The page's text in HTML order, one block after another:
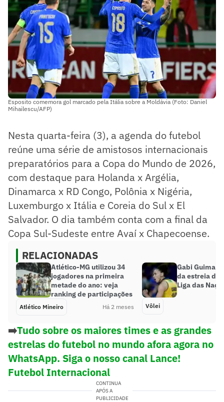
Esposito comemora gol marcado pela Itália sobre a Moldávia (Foto: Daniel
Mihailescu/AFP)
Nesta quarta-feira (3), a agenda do futebol
reúne uma série de amistosos internacionais
preparatórios para a Copa do Mundo de 2026,
com destaque para Holanda x Argélia,
Dinamarca x RD Congo, Polônia x Nigéria,
Luxemburgo x Itália e Coreia do Sul x El
Salvador. O dia também conta com a final da
Copa Sul-Sudeste entre Avaí x Chapecoense.
RELACIONADAS
Atlético-MG utilizou 34
jogadores na primeira
metade do ano: veja
ranking de participações
Atlético Mineiro Há 2 meses
Gabi
da estreia do
Liga das
Vôlei
➡️Tudo sobre os maiores times e as grandes
estrelas do futebol no mundo afora agora no
WhatsApp. Siga o nosso canal Lance!
Futebol Internacional
CONTINUA
APÓS A
PUBLICIDADE